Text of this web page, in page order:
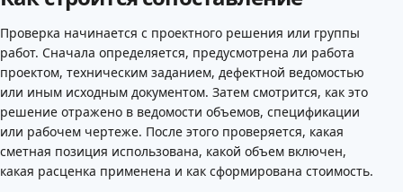
Проверка начинается с проектного решения или группы
работ. Сначала определяется, предусмотрена ли работа
проектом, техническим заданием, дефектной ведомостью
или иным исходным документом. Затем смотрится, как это
решение отражено в ведомости объемов, спецификации
или рабочем чертеже. После этого проверяется, какая
сметная позиция использована, какой объем включен,
какая расценка применена и как сформирована стоимость.